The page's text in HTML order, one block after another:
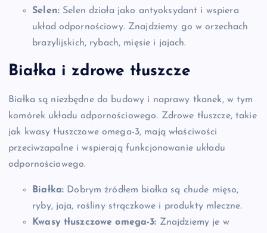
Selen:Selen działa jako antyoksydant i wspiera
układ odpornościowy. Znajdziemy go w orzechach
brazylijskich, rybach, mięsie i jajach.
Białka i zdrowe tłuszcze
Białka są niezbędne do budowy i naprawy tkanek, w tym
komórek układu odpornościowego. Zdrowe tłuszcze, takie
jak kwasy tłuszczowe omega-3, mają właściwości
przeciwzapalne i wspierają funkcjonowanie układu
odpornościowego.
Białka: Dobrym źródłem białka są chude mięso,
ryby, jaja, rośliny strączkowe i produkty mleczne.
Kwasy tłuszczowe omega-3: Znajdziemy je w